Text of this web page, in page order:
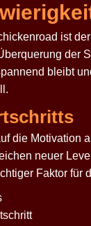
ist
der
bleibt
die Motivation
neuer
Faktor für